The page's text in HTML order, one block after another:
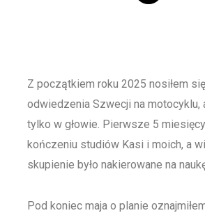
Z początkiem roku 2025 nosiłem
odwiedzenia Szwecji na motocyklu,
tylko w głowie. Pierwsze 5 miesięcy
kończeniu studiów Kasi i moich, a
skupienie było nakierowane na
Pod koniec maja o planie